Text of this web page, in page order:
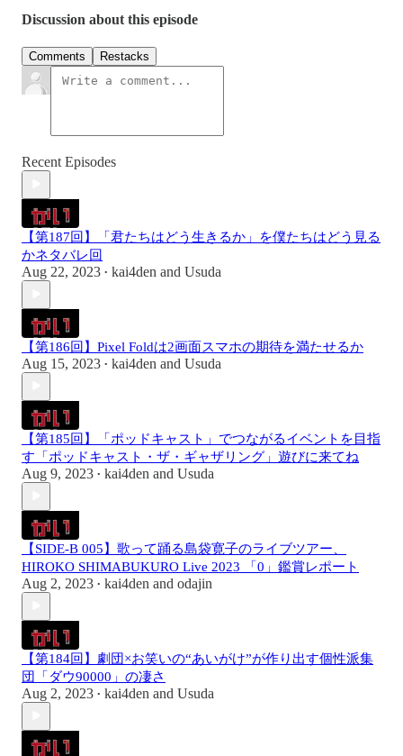
Discussion about this episode
Comments Restacks
Recent Episodes
【第187回】「君たちはどう生きるか」を僕たちはどう見る
かネタバレ回
Aug 22, 2023 • kai4den and Usuda
【第186回】Pixel Foldは2画面スマホの期待を満たせるか
Aug 15, 2023 • kai4den and Usuda
【第185回】「ポッドキャスト」でつながるイベントを目指
す「ポッドキャスト・ザ・ギャザリング」遊びに来てね
Aug 9, 2023 • kai4den and Usuda
【SIDE-B 005】歌って踊る島袋寛子のライブツアー、
HIROKO SHIMABUKURO Live 2023 「0」鑑賞レポート
Aug 2, 2023 • kai4den and odajin
【第184回】劇団×お笑いの“あいがけ”が作り出す個性派集
団「ダウ90000」の凄さ
Aug 2, 2023 • kai4den and Usuda